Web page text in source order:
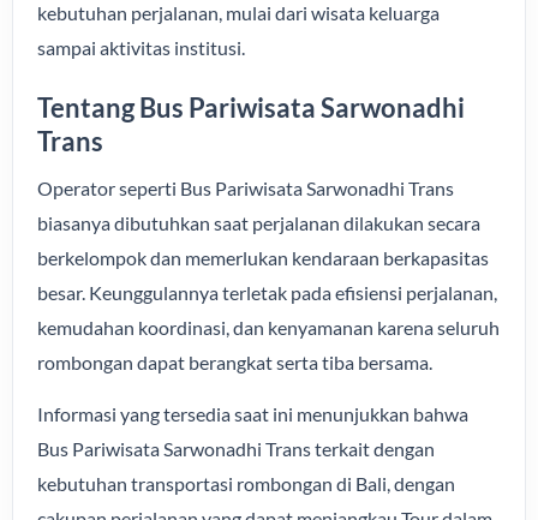
kebutuhan perjalanan, mulai dari wisata keluarga
sampai aktivitas institusi.
Tentang Bus Pariwisata Sarwonadhi
Trans
Operator seperti Bus Pariwisata Sarwonadhi Trans
biasanya dibutuhkan saat perjalanan dilakukan secara
berkelompok dan memerlukan kendaraan berkapasitas
besar. Keunggulannya terletak pada efisiensi perjalanan,
kemudahan koordinasi, dan kenyamanan karena seluruh
rombongan dapat berangkat serta tiba bersama.
Informasi yang tersedia saat ini menunjukkan bahwa
Bus Pariwisata Sarwonadhi Trans terkait dengan
kebutuhan transportasi rombongan di Bali, dengan